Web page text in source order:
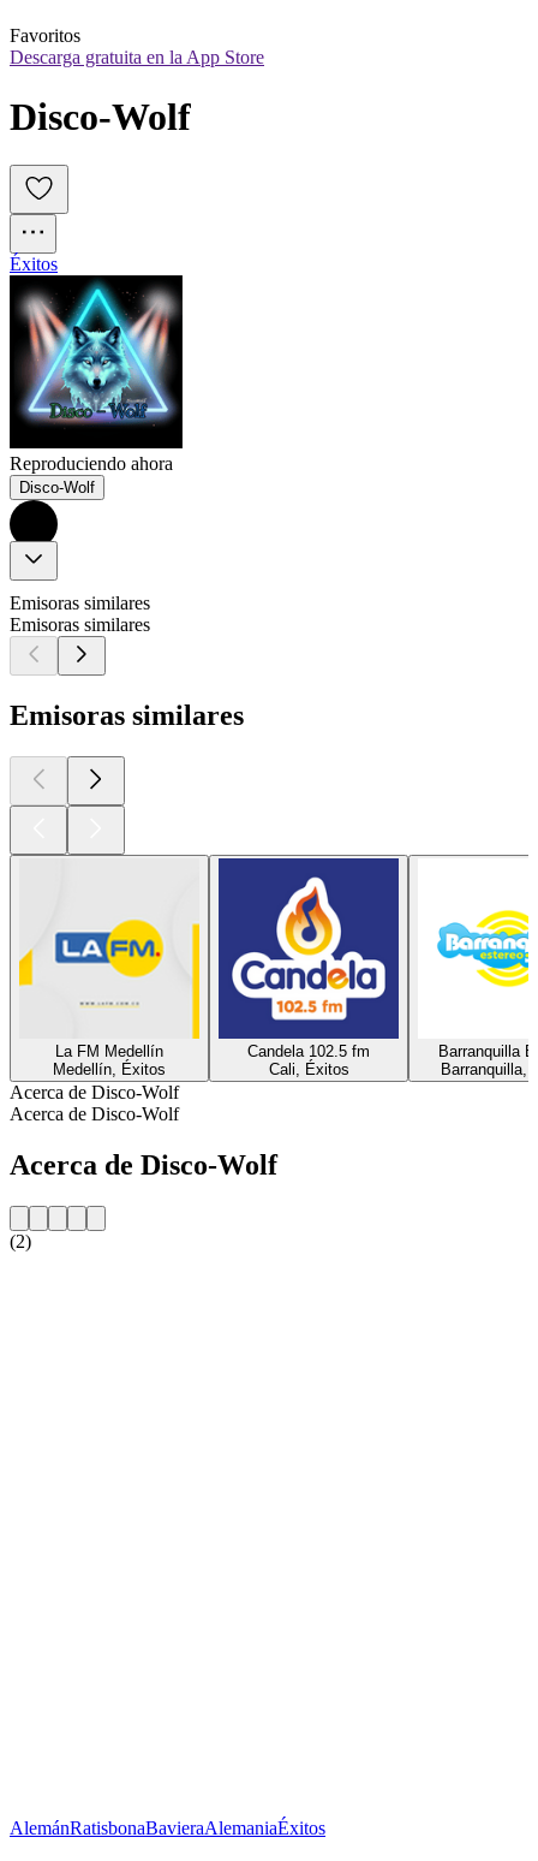
Favoritos
Descarga gratuita en la App Store
Disco-Wolf
Éxitos
Reproduciendo ahora
Disco-Wolf
Emisoras similares
Emisoras similares
Emisoras similares
La FM Medellín
Medellín, Éxitos
Candela 102.5 fm
Cali, Éxitos
Barranquilla
Barranquilla,
Acerca de Disco-Wolf
Acerca de Disco-Wolf
Acerca de Disco-Wolf
(2)
AlemánRatisbonaBavieraAlemaniaÉxitos